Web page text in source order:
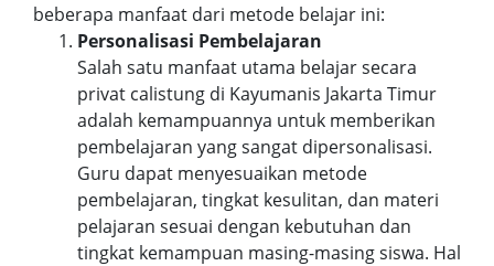
beberapa manfaat dari metode belajar ini:
Personalisasi Pembelajaran
Salah satu manfaat utama belajar secara
privat calistung di Kayumanis Jakarta Timur
adalah kemampuannya untuk memberikan
pembelajaran yang sangat dipersonalisasi.
Guru dapat menyesuaikan metode
pembelajaran, tingkat kesulitan, dan materi
pelajaran sesuai dengan kebutuhan dan
tingkat kemampuan masing-masing siswa. Hal